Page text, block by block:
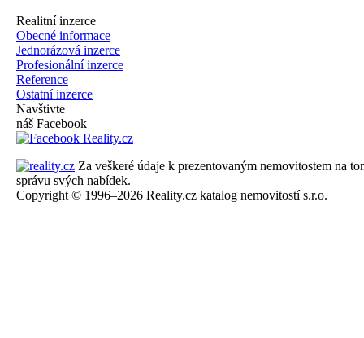
Realitní inzerce
Obecné informace
Jednorázová inzerce
Profesionální inzerce
Reference
Ostatní inzerce
Navštivte
náš Facebook
Za veškeré údaje k prezentovaným nemovitostem na
správu svých nabídek.
Copyright © 1996–2026 Reality.cz katalog nemovitostí s.r.o.